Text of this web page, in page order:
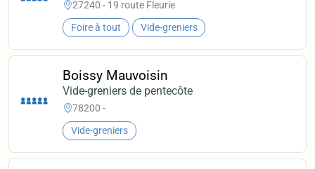
27240 - 19 route Fleurie
Foire à tout Vide-greniers
Boissy Mauvoisin
Vide-greniers de pentecôte
78200 -
Vide-greniers